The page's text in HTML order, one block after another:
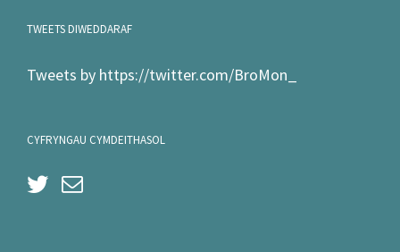
TWEETS DIWEDDARAF
Tweets by https://twitter.com/BroMon_
CYFRYNGAU CYMDEITHASOL